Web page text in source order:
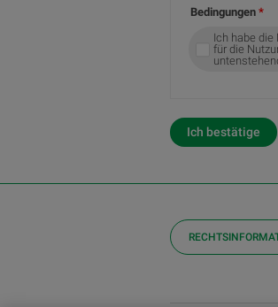
Bedingungen
Ich habe die
für die
Ich bestätige